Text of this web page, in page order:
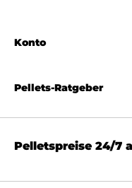
Pellets-Ratgeber
Konto
Pelletspreise 24/7